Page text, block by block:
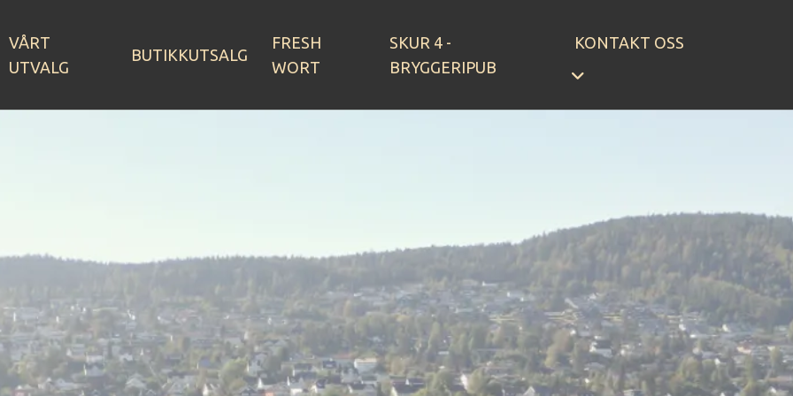
VÅRT
UTVALG
BUTIKKUTSALG
FRESH
WORT
SKUR 4 -
BRYGGERIPUB
KONTAKT OSS